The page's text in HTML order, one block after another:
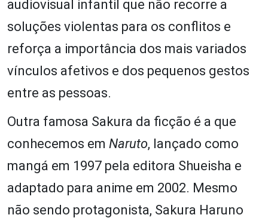
audiovisual infantil que não recorre a
soluções violentas para os conflitos e
reforça a importância dos mais variados
vínculos afetivos e dos pequenos gestos
entre as pessoas.
Outra famosa Sakura da ficção é a que
conhecemos em Naruto, lançado como
mangá em 1997 pela editora Shueisha e
adaptado para anime em 2002. Mesmo
não sendo protagonista, Sakura Haruno